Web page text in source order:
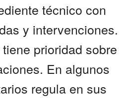
técnico con
y intervenciones.
prioridad sobre
En algunos
regula en sus